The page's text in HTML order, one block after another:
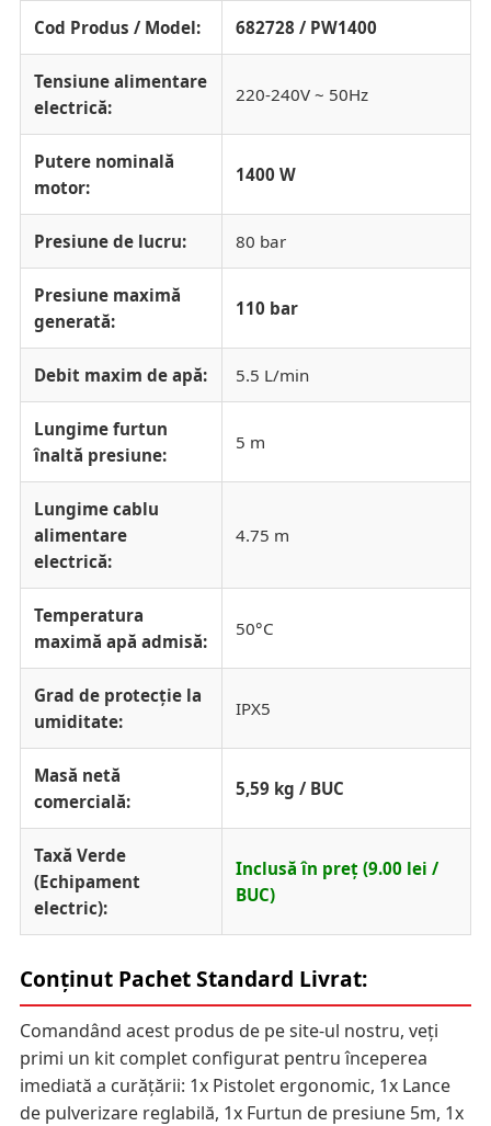
Cod Produs / Model: 682728 / PW1400
Tensiune alimentare
electrică:
220-240V ~ 50Hz
Putere nominală
motor:
1400 W
Presiune de lucru: 80 bar
Presiune maximă
generată:
110 bar
Debit maxim de apă: 5.5 L/min
Lungime furtun
înaltă presiune:
5 m
Lungime cablu
alimentare
electrică:
4.75 m
Temperatura
maximă apă admisă:
50°C
Grad de protecție la
umiditate:
IPX5
Masă netă
comercială:
5,59 kg / BUC
Taxă Verde
(Echipament
electric):
Inclusă în preț (9.00 lei /
BUC)
Conținut Pachet Standard Livrat:
Comandând acest produs de pe site-ul nostru, veți
primi un kit complet configurat pentru începerea
imediată a curățării: 1x Pistolet ergonomic, 1x Lance
de pulverizare reglabilă, 1x Furtun de presiune 5m, 1x